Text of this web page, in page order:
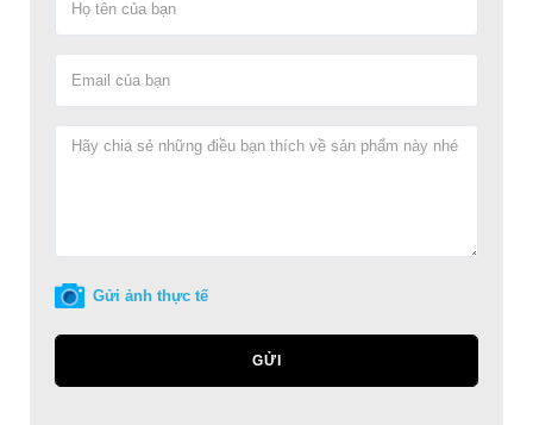
Gửi ảnh thực tế
GỬI